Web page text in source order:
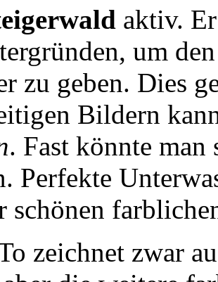
aktiv.
um
zu geben. Dies
Bildern
. Fast könnte
Perfekte
schönen
zeichnet zwar